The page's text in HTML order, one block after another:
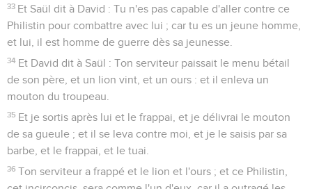
33 Et Saül dit à David : Tu n'es pas capable d'aller contre ce
Philistin pour combattre avec lui ; car tu es un jeune homme,
et lui, il est homme de guerre dès sa jeunesse.
34 Et David dit à Saül : Ton serviteur paissait le menu bétail
de son père, et un lion vint, et un ours : et il enleva un
mouton du troupeau.
35 Et je sortis après lui et le frappai, et je délivrai le mouton
de sa gueule ; et il se leva contre moi, et je le saisis par sa
barbe, et le frappai, et le tuai.
36 Ton serviteur a frappé et le lion et l'ours ; et ce Philistin,